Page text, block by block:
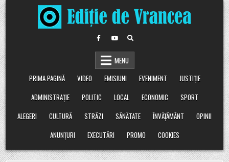
Skip
to
content
MENU
PRIMA PAGINĂ
VIDEO EMISIUNI EVENIMENT
JUSTIȚIE
ADMINISTRAȚIE
POLITIC LOCAL ECONOMIC
SPORT
ALEGERI
CULTURĂ STRĂZI SĂNĂTATE ÎNVĂȚĂMÂNT
OPINII
ANUNȚURI
EXECUTĂRI PROMO COOKIES